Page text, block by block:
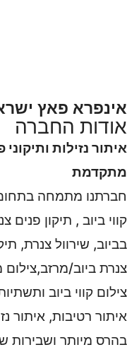
אינפרא פאץ
אודות החברה
איתור נזילות
מתקדמת
חברתנו מתמחה
קווי ביוב , תיקון
בביוב, שירוול צנרת,
צנרת ביוב/מרזב,צילום
צילום קווי ביוב
איתור רטיבות, איתור
בהרס מיותר ושבירות